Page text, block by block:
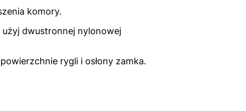
komory.
użyj dwustronnej nylonowej
rygli i osłony zamka.